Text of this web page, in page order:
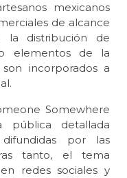
mexicanos
de alcance
la distribución de
elementos de la
incorporados a
Somewhere
detallada
por las
tanto, el tema
redes sociales y